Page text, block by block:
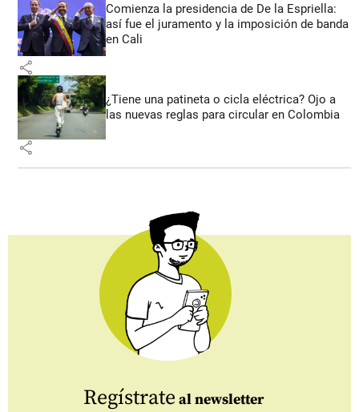
Comienza la presidencia de De la Espriella:
así fue el juramento y la imposición de banda
en Cali
share
¿Tiene una patineta o cicla eléctrica? Ojo a
las nuevas reglas para circular en Colombia
share
Regístrate al newsletter